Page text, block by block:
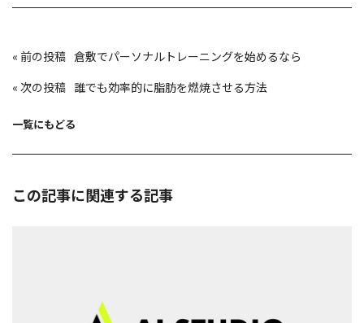
投
稿
ゲ
ョ
«
倉敷でパーソナルトレーニングを始めるなら
«
誰でも効率的に脂肪を燃焼させる方法
一覧にもどる
この記事に関連する記事